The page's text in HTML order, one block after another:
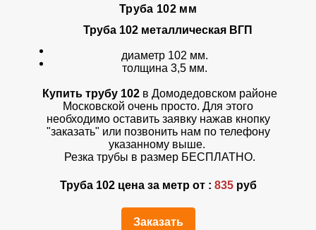
Труба 102 мм
Труба 102 металлическая ВГП
диаметр 102 мм.
толщина 3,5 мм.
Купить трубу 102в Домодедовском районе
Московской очень просто. Для этого
необходимо оставить заявку нажав кнопку
"заказать" или позвонить нам по телефону
указанному выше.
Резка трубы в размер БЕСПЛАТНО.
Труба 102 цена за метр от : 835руб
Заказать